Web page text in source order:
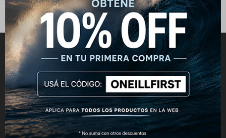
Te recomendamos quitar: Wetsuits
CONECTATE
  
NEWSLETTER